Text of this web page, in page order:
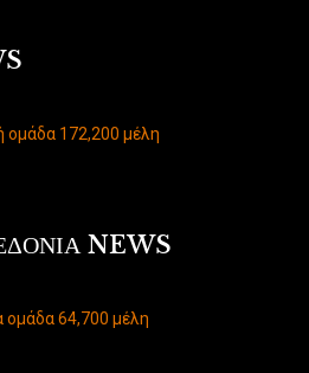
ομάδα 172,200 μέλη
NEWS
ομάδα 64,700 μέλη